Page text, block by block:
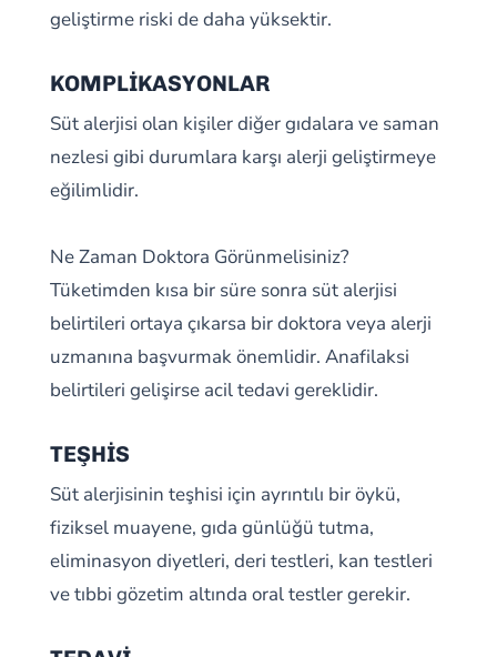
geliştirme riski de daha yüksektir.
KOMPLİKASYONLAR
Süt alerjisi olan kişiler diğer gıdalara ve saman
nezlesi gibi durumlara karşı alerji geliştirmeye
eğilimlidir.
Ne Zaman Doktora Görünmelisiniz?
Tüketimden kısa bir süre sonra süt alerjisi
belirtileri ortaya çıkarsa bir doktora veya alerji
uzmanına başvurmak önemlidir. Anafilaksi
belirtileri gelişirse acil tedavi gereklidir.
TEŞHİS
Süt alerjisinin teşhisi için ayrıntılı bir öykü,
fiziksel muayene, gıda günlüğü tutma,
eliminasyon diyetleri, deri testleri, kan testleri
ve tıbbi gözetim altında oral testler gerekir.